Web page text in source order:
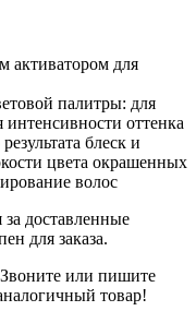
активатором для
палитры: для
оттенка
блеск и
цвета окрашенных
волос
за доставленные
для заказа.
Звоните или пишите
товар!